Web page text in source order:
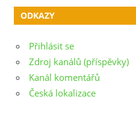
ODKAZY
Přihlásit se
Zdroj kanálů (příspěvky)
Kanál komentářů
Česká lokalizace